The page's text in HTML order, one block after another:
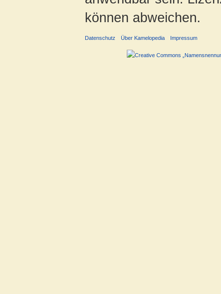
können abweichen.
Datenschutz Über Kamelopedia Impressum